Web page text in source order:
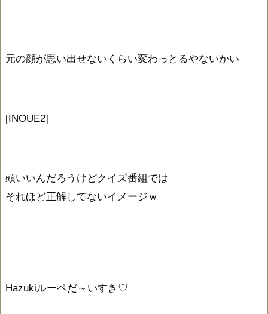
元の顔が思い出せないくらい変わっとるやないかい
[INOUE2]
頭いいんだろうけどクイズ番組では
それほど正解してないイメージｗ
Hazukiルーペだ～いすき♡